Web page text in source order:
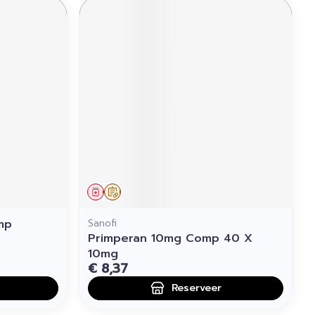
Op voorschrift
Geneesmiddel
Sanofi
Primperan 10mg Comp 40 X
10mg
€ 8,37
Reserveer